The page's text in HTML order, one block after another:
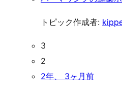
トピック作成者:
3
2
2年、 3ヶ月前